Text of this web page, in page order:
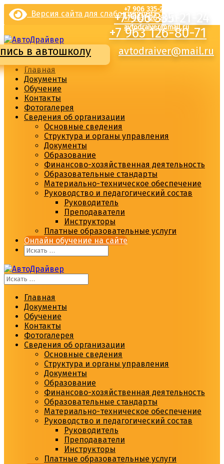
Перейти
содержимому
Версия сайта для слабовидящих+7 906 335-21-24
+7 963 126-80-71
avtodraiver@mail.ru
в автошколу
Главная
Документы
Обучение
Контакты
Фотогалерея
Сведения об организации
Основные сведения
Структура и органы управления
Документы
Образование
Финансово-хозяйственная деятельность
Образовательные стандарты
Материально-техническое обеспечение
Руководство и педагогический состав
Руководитель
Преподаватели
Инструкторы
Платные образовательные услуги
Онлайн обучение на сайте
+7 906 335-21-24
+7 963 126-80-71
avtodraiver@mail.ru
Главная
Документы
Обучение
Контакты
Фотогалерея
Сведения об организации
Основные сведения
Структура и органы управления
Документы
Образование
Финансово-хозяйственная деятельность
Образовательные стандарты
Материально-техническое обеспечение
Руководство и педагогический состав
Руководитель
Преподаватели
Инструкторы
Платные образовательные услуги